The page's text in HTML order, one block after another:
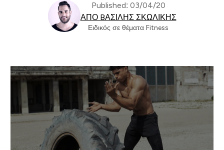
Published: 03/04/20
ΑΠΌ BΑΣΊΛΗΣ ΣΚΩΛΊΚΗΣ
Ειδικός σε θέματα Fitness